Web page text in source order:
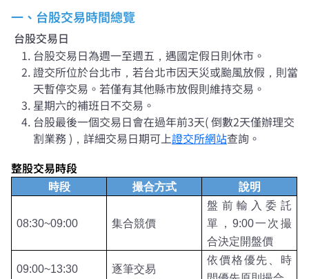
一、台股交易時間總覽
台股交易日
台股交易日為週一至週五，遇國定假日則休市。
證交所位於台北市，若台北市因天災或颱風放假，則當
天暫停交易。若僅有其他縣市放假則維持交易。
星期六的補班日不交易。
台股最後一個交易日會在過年前3天( 倒數2天僅辦理交
割業務 )，詳細交易日期可上證交所網站查詢。
整股交易時段
時段 撮合方式 說明
08:30~09:00 集合競價
盤前輸入委託
單， 9:00一次撮
合決定開盤價
09:00~13:30 逐筆交易
依價格優先、時